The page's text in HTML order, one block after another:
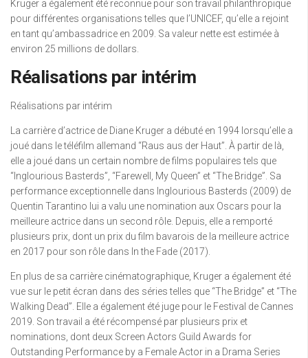
Kruger a également été reconnue pour son travail philanthropique
pour différentes organisations telles que l’UNICEF, qu’elle a rejoint
en tant qu’ambassadrice en 2009. Sa valeur nette est estimée à
environ 25 millions de dollars.
Réalisations par intérim
Réalisations par intérim
La carrière d’actrice de Diane Kruger a débuté en 1994 lorsqu’elle a
joué dans le téléfilm allemand “Raus aus der Haut”. À partir de là,
elle a joué dans un certain nombre de films populaires tels que
“Inglourious Basterds”, “Farewell, My Queen” et “The Bridge”. Sa
performance exceptionnelle dans Inglourious Basterds (2009) de
Quentin Tarantino lui a valu une nomination aux Oscars pour la
meilleure actrice dans un second rôle. Depuis, elle a remporté
plusieurs prix, dont un prix du film bavarois de la meilleure actrice
en 2017 pour son rôle dans In the Fade (2017).
En plus de sa carrière cinématographique, Kruger a également été
vue sur le petit écran dans des séries telles que “The Bridge” et “The
Walking Dead”. Elle a également été juge pour le Festival de Cannes
2019. Son travail a été récompensé par plusieurs prix et
nominations, dont deux Screen Actors Guild Awards for
Outstanding Performance by a Female Actor in a Drama Series